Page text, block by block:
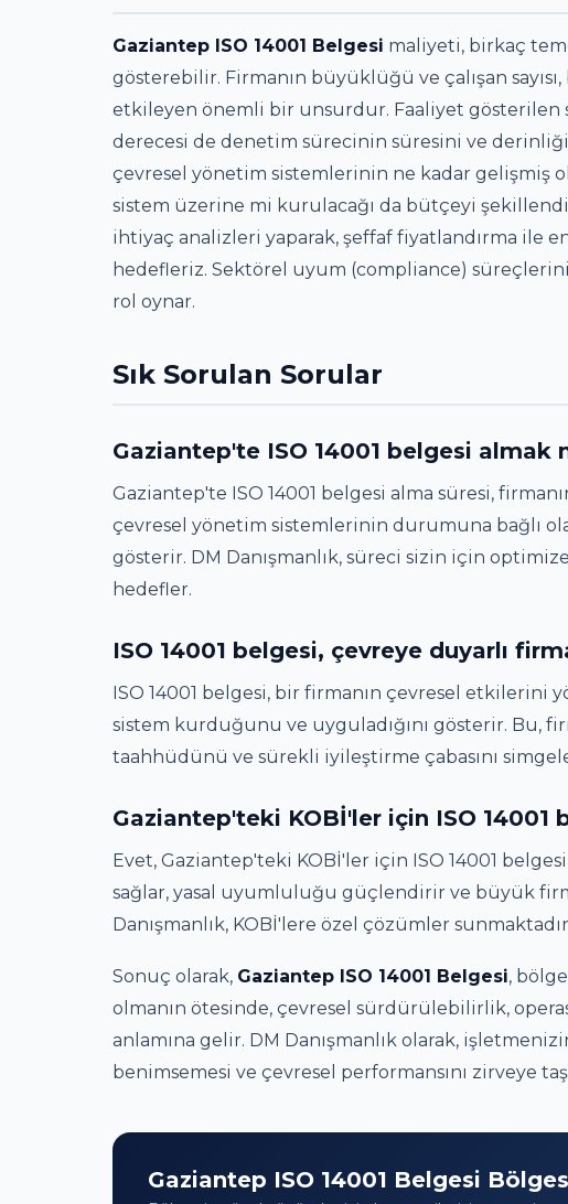
Gaziantep ISO 14001 Belgesi maliyeti, birkaç
gösterebilir. Firmanın büyüklüğü ve çalışan
etkileyen önemli bir unsurdur. Faaliyet gösterilen
derecesi de denetim sürecinin süresini ve
çevresel yönetim sistemlerinin ne kadar gelişmiş
sistem üzerine mi kurulacağı da bütçeyi
ihtiyaç analizleri yaparak, şeffaf fiyatlandırma ile
hedefleriz. Sektörel uyum (compliance)
rol oynar.
Sık Sorulan Sorular
Gaziantep'te ISO 14001 belgesi almak
Gaziantep'te ISO 14001 belgesi alma süresi,
çevresel yönetim sistemlerinin durumuna bağlı
gösterir. DM Danışmanlık, süreci sizin için
hedefler.
ISO 14001 belgesi, çevreye duyarlı
ISO 14001 belgesi, bir firmanın çevresel etkilerini
sistem kurduğunu ve uyguladığını gösterir. Bu,
taahhüdünü ve sürekli iyileştirme çabasını
Gaziantep'teki KOBİ'ler için ISO 14001
Evet, Gaziantep'teki KOBİ'ler için ISO 14001
sağlar, yasal uyumluluğu güçlendirir ve büyük
Danışmanlık, KOBİ'lere özel çözümler
Sonuç olarak, Gaziantep ISO 14001 Belgesi,
olmanın ötesinde, çevresel sürdürülebilirlik,
anlamına gelir. DM Danışmanlık olarak,
benimsemesi ve çevresel performansını zirveye
Gaziantep ISO 14001 Belgesi